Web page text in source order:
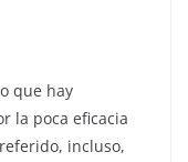
que hay
la poca eficacia
incluso,